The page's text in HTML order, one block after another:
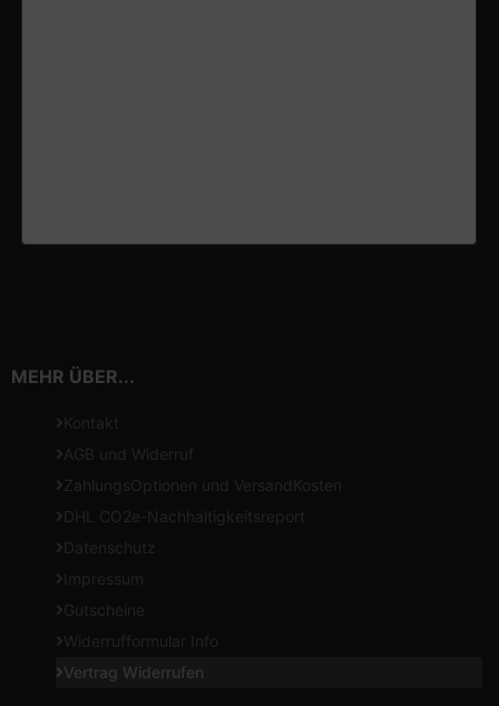
MEHR ÜBER...
Kontakt
AGB und Widerruf
ZahlungsOptionen und VersandKosten
DHL CO2e-Nachhaltigkeitsreport
Datenschutz
Impressum
Gutscheine
Widerrufformular Info
Vertrag Widerrufen